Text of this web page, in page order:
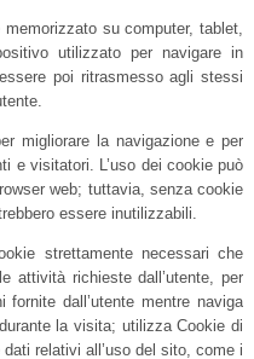
su computer, tablet,
utilizzato per navigare in
poi ritrasmesso agli stessi
migliorare la navigazione e per
e visitatori. L’uso dei cookie può
web; tuttavia, senza cookie
essere inutilizzabili.
strettamente necessari che
attività richieste dall’utente, per
fornite dall’utente mentre naviga
la visita; utilizza Cookie di
relativi all’uso del sito, come i